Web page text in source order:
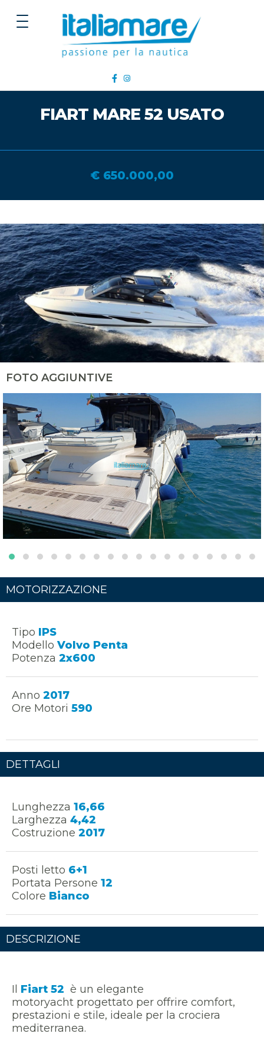
FIART MARE 52 USATO
€ 650.000,00
FOTO AGGIUNTIVE
MOTORIZZAZIONE
Tipo IPS
Modello Volvo Penta
Potenza 2x600
Anno 2017
Ore Motori 590
DETTAGLI
Lunghezza 16,66
Larghezza 4,42
Costruzione 2017
Posti letto 6+1
Portata Persone 12
Colore Bianco
DESCRIZIONE
Il Fiart 52 è un elegante
motoryacht progettato per offrire comfort,
prestazioni e stile, ideale per la crociera
mediterranea.